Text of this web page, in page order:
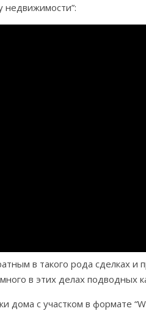
недвижимости”:
в такого рода сделках и
в этих делах подводных
дома с участком в формате